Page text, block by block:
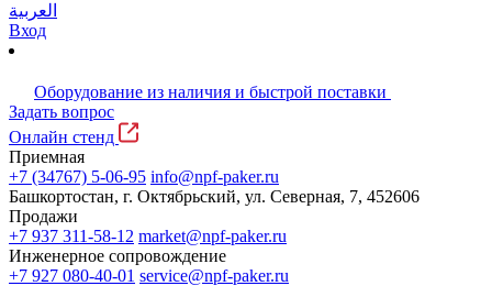
العربية
Вход
Оборудование из наличия и быстрой поставки
Задать вопрос
Онлайн стенд
Приемная
+7 (34767) 5-06-95 info@npf-paker.ru
Башкортостан, г. Октябрьский, ул. Северная, 7, 452606
Продажи
+7 937 311-58-12 market@npf-paker.ru
Инженерное сопровождение
+7 927 080-40-01 service@npf-paker.ru